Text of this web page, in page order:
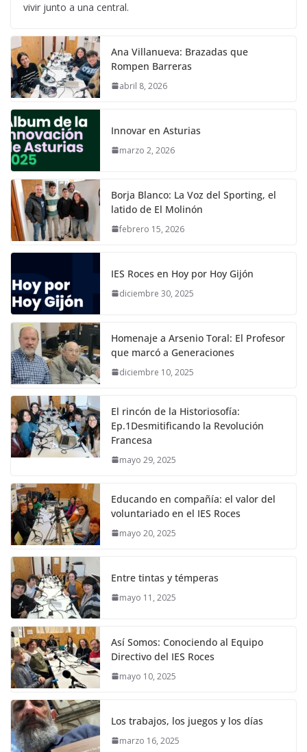
vivir junto a una central.
Ana Villanueva: Brazadas que
Rompen Barreras
abril 8, 2026
Innovar en Asturias
marzo 2, 2026
Borja Blanco: La Voz del Sporting, el
latido de El Molinón
febrero 15, 2026
IES Roces en Hoy por Hoy Gijón
diciembre 30, 2025
Homenaje a Arsenio Toral: El Profesor
que marcó a Generaciones
diciembre 10, 2025
El rincón de la Historiosofía:
Ep.1Desmitificando la Revolución
Francesa
mayo 29, 2025
Educando en compañía: el valor del
voluntariado en el IES Roces
mayo 20, 2025
Entre tintas y témperas
mayo 11, 2025
Así Somos: Conociendo al Equipo
Directivo del IES Roces
mayo 10, 2025
Los trabajos, los juegos y los días
marzo 16, 2025